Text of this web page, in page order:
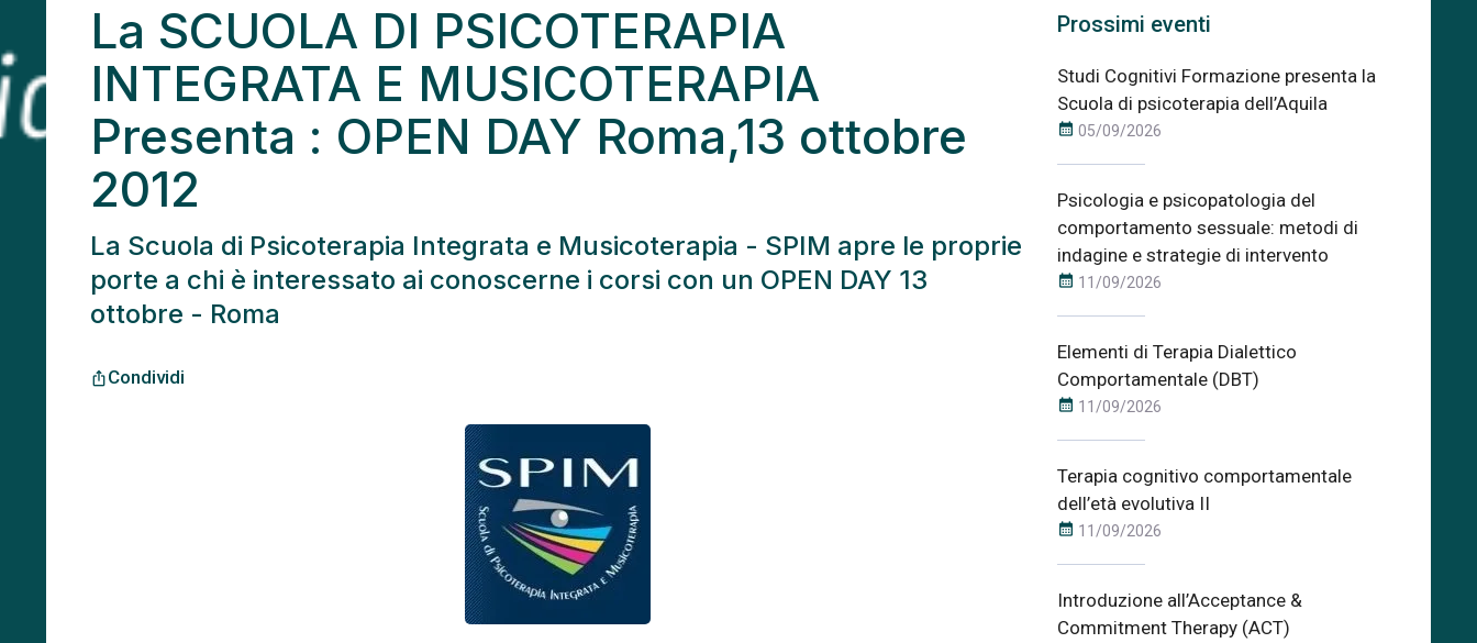
La SCUOLA DI PSICOTERAPIA
INTEGRATA E MUSICOTERAPIA
Presenta : OPEN DAY Roma,13 ottobre
2012
La Scuola di Psicoterapia Integrata e Musicoterapia - SPIM apre le proprie
porte a chi è interessato ai conoscerne i corsi con un OPEN DAY 13
ottobre - Roma
ios_shareCondividi
Prossimi eventi
Studi Cognitivi Formazione presenta la
Scuola di psicoterapia dell’Aquila
calendar_month 05/09/2026
Psicologia e psicopatologia del
comportamento sessuale: metodi di
indagine e strategie di intervento
calendar_month 11/09/2026
Elementi di Terapia Dialettico
Comportamentale (DBT)
calendar_month 11/09/2026
Terapia cognitivo comportamentale
dell’età evolutiva II
calendar_month 11/09/2026
Introduzione all’Acceptance &
Commitment Therapy (ACT)